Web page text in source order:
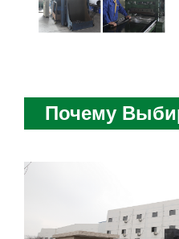
Почему